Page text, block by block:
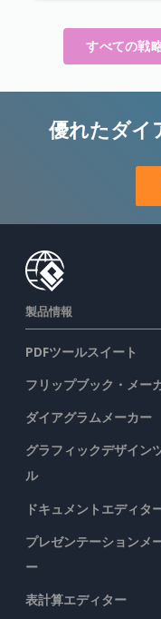
すべての戦
優れたダイ
製品情報
PDFツールスイート
フリップブック・メー
ダイアグラムメーカー
グラフィックデザイン
ル
ドキュメントエディタ
プレゼンテーションメ
ー
表計算エディター